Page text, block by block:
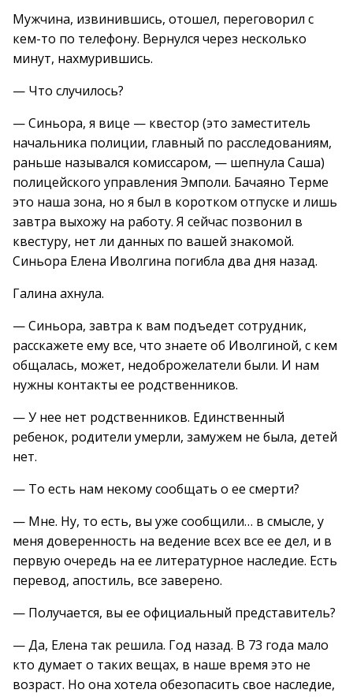
Мужчина, извинившись, отошел, переговорил с
кем-то по телефону. Вернулся через несколько
минут, нахмурившись.
— Что случилось?
— Синьора, я вице — квестор (это заместитель
начальника полиции, главный по расследованиям,
раньше назывался комиссаром, — шепнула Саша)
полицейского управления Эмполи. Бачаяно Терме
это наша зона, но я был в коротком отпуске и лишь
завтра выхожу на работу. Я сейчас позвонил в
квестуру, нет ли данных по вашей знакомой.
Синьора Елена Иволгина погибла два дня назад.
Галина ахнула.
— Синьора, завтра к вам подъедет сотрудник,
расскажете ему все, что знаете об Иволгиной, с кем
общалась, может, недоброжелатели были. И нам
нужны контакты ее родственников.
— У нее нет родственников. Единственный
ребенок, родители умерли, замужем не была, детей
нет.
— То есть нам некому сообщать о ее смерти?
— Мне. Ну, то есть, вы уже сообщили… в смысле, у
меня доверенность на ведение всех все ее дел, и в
первую очередь на ее литературное наследие. Есть
перевод, апостиль, все заверено.
— Получается, вы ее официальный представитель?
— Да, Елена так решила. Год назад. В 73 года мало
кто думает о таких вещах, в наше время это не
возраст. Но она хотела обезопасить свое наследие,